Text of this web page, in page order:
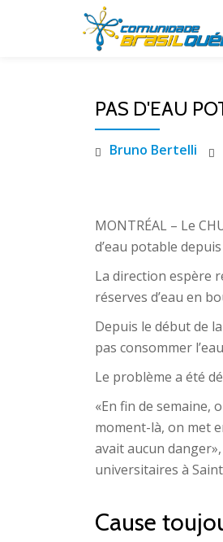
PAS D'EAU
Bruno Bertelli
MONTRÉAL – Le
d’eau potable
La direction espère
réserves d’eau en
Depuis le début de
pas consommer
Le problème a été
«En fin de semaine,
moment-là, on met
avait aucun
universitaires à
Cause